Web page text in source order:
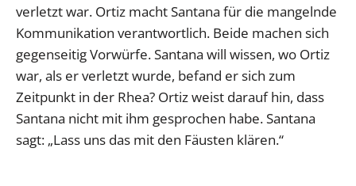
verletzt war. Ortiz macht Santana für die mangelnde
Kommunikation verantwortlich. Beide machen sich
gegenseitig Vorwürfe. Santana will wissen, wo Ortiz
war, als er verletzt wurde, befand er sich zum
Zeitpunkt in der Rhea? Ortiz weist darauf hin, dass
Santana nicht mit ihm gesprochen habe. Santana
sagt: „Lass uns das mit den Fäusten klären.“